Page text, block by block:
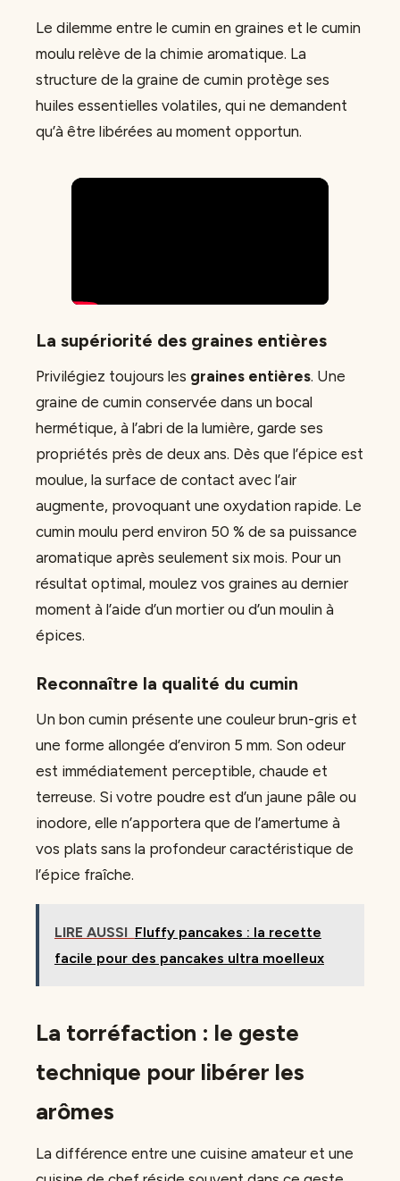
Le dilemme entre le cumin en graines et le cumin
moulu relève de la chimie aromatique. La
structure de la graine de cumin protège ses
huiles essentielles volatiles, qui ne demandent
qu’à être libérées au moment opportun.
La supériorité des graines entières
Privilégiez toujours les graines entières. Une
graine de cumin conservée dans un bocal
hermétique, à l’abri de la lumière, garde ses
propriétés près de deux ans. Dès que l’épice est
moulue, la surface de contact avec l’air
augmente, provoquant une oxydation rapide. Le
cumin moulu perd environ 50 % de sa puissance
aromatique après seulement six mois. Pour un
résultat optimal, moulez vos graines au dernier
moment à l’aide d’un mortier ou d’un moulin à
épices.
Reconnaître la qualité du cumin
Un bon cumin présente une couleur brun-gris et
une forme allongée d’environ 5 mm. Son odeur
est immédiatement perceptible, chaude et
terreuse. Si votre poudre est d’un jaune pâle ou
inodore, elle n’apportera que de l’amertume à
vos plats sans la profondeur caractéristique de
l’épice fraîche.
LIRE AUSSI Fluffy pancakes : la recette
facile pour des pancakes ultra moelleux
La torréfaction : le geste
technique pour libérer les
arômes
La différence entre une cuisine amateur et une